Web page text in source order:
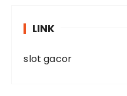
LINK
slot gacor